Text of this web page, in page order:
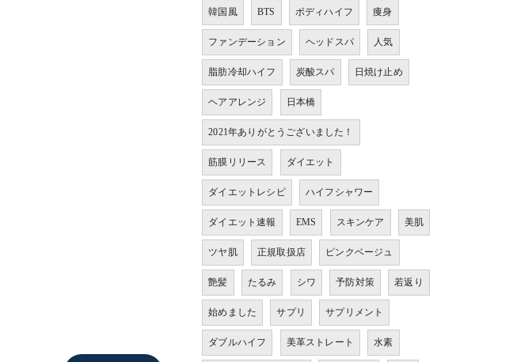
韓国風 BTS ボディハイフ 痩身
ファンデーション ヘッドスパ 人気
脂肪冷却ハイフ 炭酸スパ 日焼け止め
ヘアアレンジ 日本橋
2021年ありがとうございました！
筋膜リリース ダイエット
ダイエットレシピ ハイフシャワー
ダイエット速報 EMS スキンケア 美肌
ツヤ肌 正規取扱店 ピンクベージュ
艶髪 たるみ シワ 予防対策 若返り
始めました サプリ サプリメント
ダブルハイフ 美革ストレート 水素